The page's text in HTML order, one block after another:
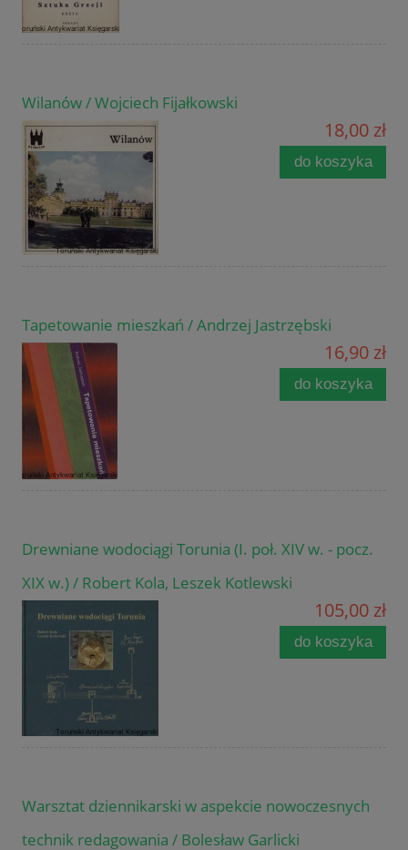
Wilanów / Wojciech Fijałkowski
18,00 zł
do koszyka
Tapetowanie mieszkań / Andrzej Jastrzębski
16,90 zł
do koszyka
Drewniane wodociągi Torunia (I. poł. XIV w. - pocz.
XIX w.) / Robert Kola, Leszek Kotlewski
105,00 zł
do koszyka
Warsztat dziennikarski w aspekcie nowoczesnych
technik redagowania / Bolesław Garlicki